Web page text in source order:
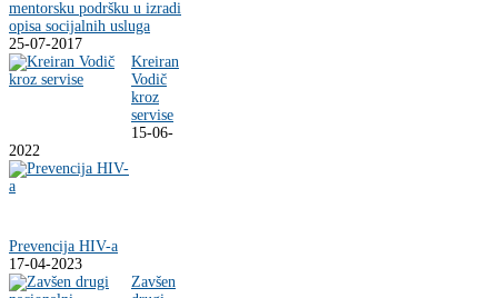
mentorsku podršku u izradi
opisa socijalnih usluga
25-07-2017
Kreiran
Vodič
kroz
servise
15-06-
2022
Prevencija HIV-a
17-04-2023
Zavšen